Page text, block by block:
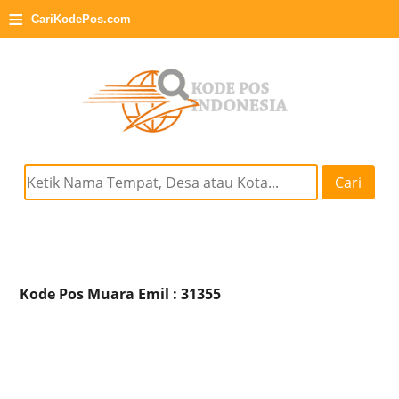
≡ CariKodePos.com
Cari
Kode Pos Muara Emil : 31355